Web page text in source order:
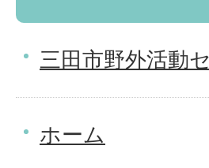
三田市野外活動
ホーム